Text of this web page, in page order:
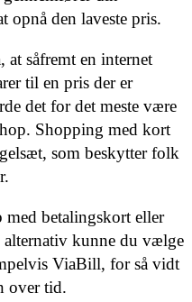
opnå den laveste pris.
såfremt en internet
til en pris der er
det for det meste være
Shopping med kort
som beskytter folk
med betalingskort eller
kunne du vælge
ViaBill, for så vidt
over tid.